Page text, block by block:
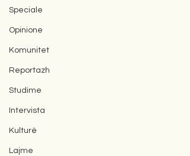
Speciale
Opinione
Komunitet
Reportazh
Studime
Intervista
Kulturë
Lajme